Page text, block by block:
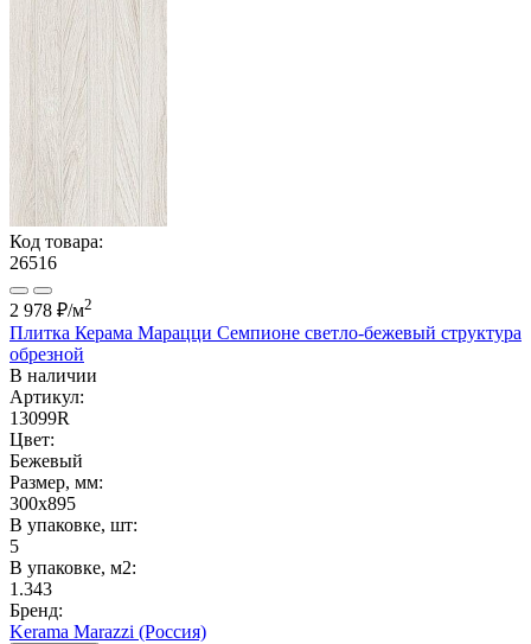
Код товара:
26516
2 978 ₽/м2
Плитка Керама Марацци Семпионе светло-бежевый структура
обрезной
В наличии
Артикул:
13099R
Цвет:
Бежевый
Размер, мм:
300x895
В упаковке, шт:
5
В упаковке, м2:
1.343
Бренд:
Kerama Marazzi (Россия)